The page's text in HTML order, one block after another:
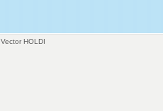
Vector HOLDI